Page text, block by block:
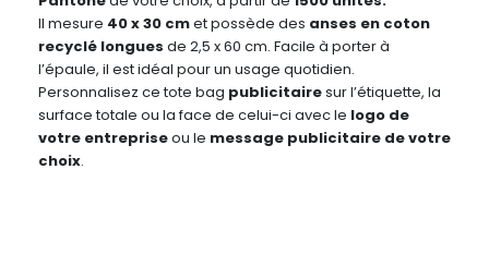
Il mesure 40 x 30 cmet possède des anses en coton
recyclé longues de 2,5 x 60 cm. Facile à porter à
l’épaule, il est idéal pour un usage quotidien.
Personnalisez ce tote bag publicitairesur l’étiquette, la
surface totale ou la face de celui-ci avec le logo de
votre entrepriseou le message publicitaire de votre
choix.